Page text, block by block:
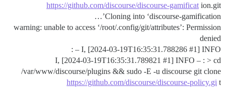
https://github.com/discourse/discourse-gamificat ion.git
Cloning into ‘discourse-gamification’…
warning: unable to access ‘/root/.config/git/attributes’: Permission
denied
I, [2024-03-19T16:35:31.788286 #1] INFO – :
I, [2024-03-19T16:35:31.789821 #1] INFO – : > cd
/var/www/discourse/plugins && sudo -E -u discourse git clone
https://github.com/discourse/discourse-policy.gi t